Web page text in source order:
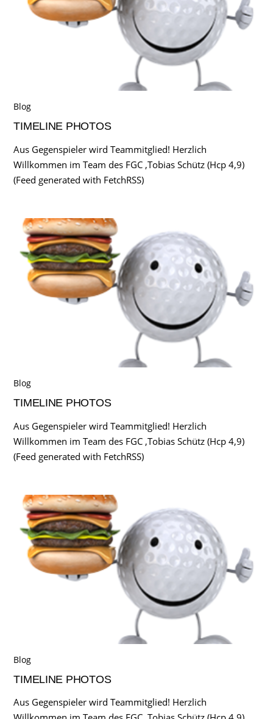
Blog
TIMELINE PHOTOS
Aus Gegenspieler wird Teammitglied! Herzlich
Willkommen im Team des FGC ,Tobias Schütz (Hcp 4,9)
(Feed generated with FetchRSS)
Blog
TIMELINE PHOTOS
Aus Gegenspieler wird Teammitglied! Herzlich
Willkommen im Team des FGC ,Tobias Schütz (Hcp 4,9)
(Feed generated with FetchRSS)
Blog
TIMELINE PHOTOS
Aus Gegenspieler wird Teammitglied! Herzlich